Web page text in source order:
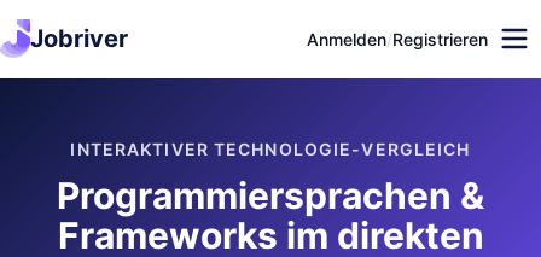
Jobriver Anmelden/Registrieren
INTERAKTIVER TECHNOLOGIE-VERGLEICH
Programmiersprachen &
Frameworks im direkten